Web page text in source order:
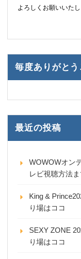
よろしくお願いいたし
毎度ありがとう
最近の投稿
WOWOWオン
レビ視聴方法
King &
り場はココ
SEXY ZONE
り場はココ